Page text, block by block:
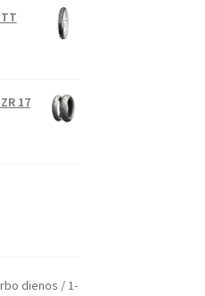
17
dienos / 1-